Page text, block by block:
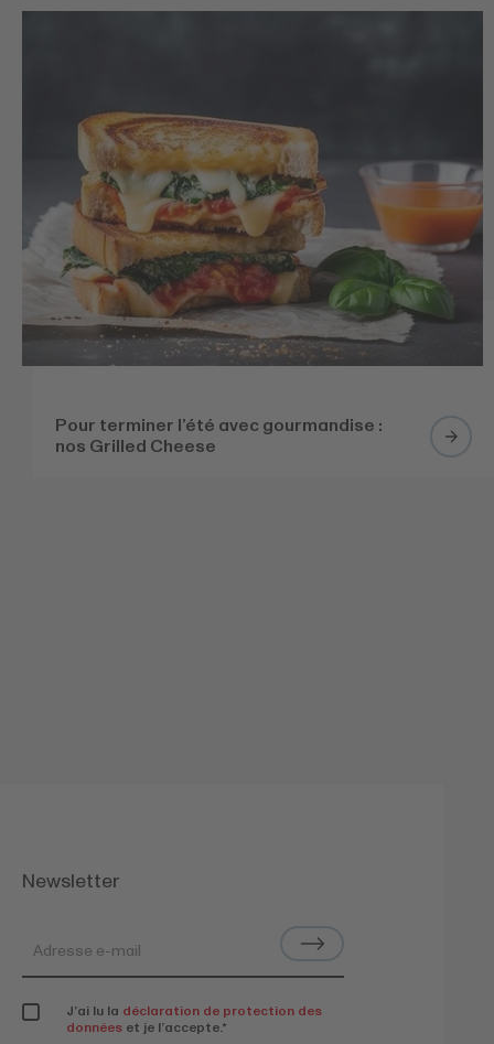
Pour terminer l’été avec gourmandise :
nos Grilled Cheese
Newsletter
J’ai lu la déclaration de protection des
données et je l’accepte.*